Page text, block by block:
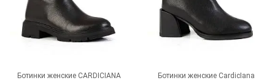
Ботинки женские CARDICIANA
Ботинки женские CardicIana